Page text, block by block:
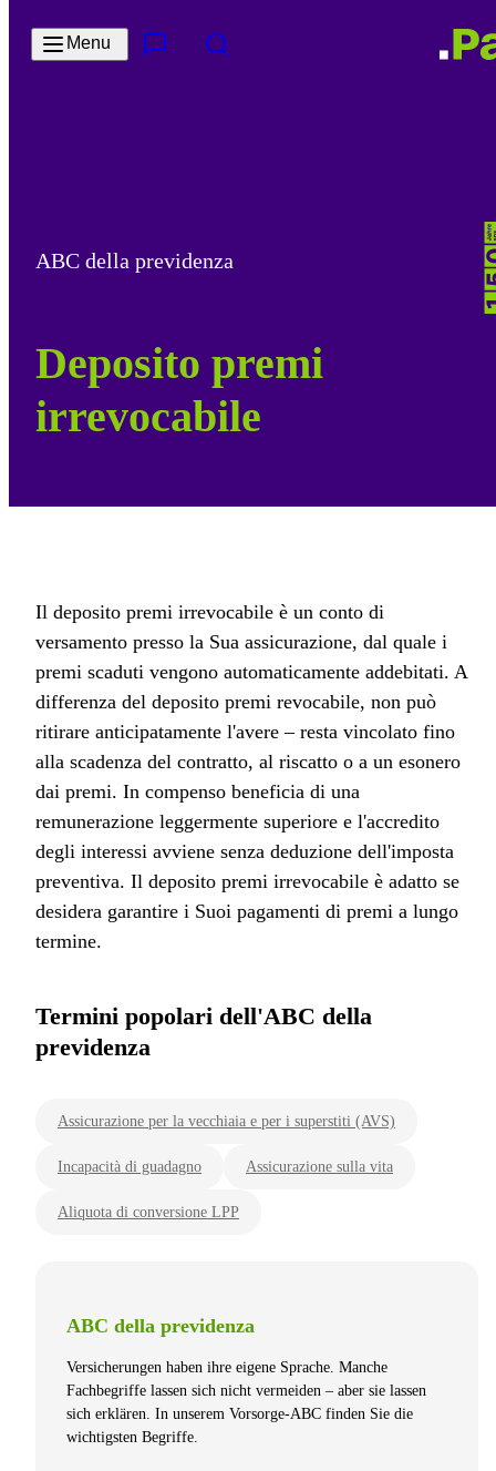
Menu
ABC della previdenza
Deposito premi
irrevocabile
Il deposito premi irrevocabile è un conto di
versamento presso la Sua assicurazione, dal quale i
premi scaduti vengono automaticamente addebitati. A
differenza del deposito premi revocabile, non può
ritirare anticipatamente l'avere – resta vincolato fino
alla scadenza del contratto, al riscatto o a un esonero
dai premi. In compenso beneficia di una
remunerazione leggermente superiore e l'accredito
degli interessi avviene senza deduzione dell'imposta
preventiva. Il deposito premi irrevocabile è adatto se
desidera garantire i Suoi pagamenti di premi a lungo
termine.
Termini popolari dell'ABC della
previdenza
Assicurazione per la vecchiaia e per i superstiti (AVS)
Incapacità di guadagno Assicurazione sulla vita
Aliquota di conversione LPP
ABC della previdenza
Versicherungen haben ihre eigene Sprache. Manche
Fachbegriffe lassen sich nicht vermeiden – aber sie lassen
sich erklären. In unserem Vorsorge-ABC finden Sie die
wichtigsten Begriffe.